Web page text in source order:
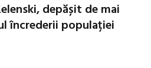
depășit de mai
încrederii populației